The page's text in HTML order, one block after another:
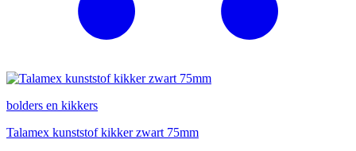
bolders en kikkers
Talamex kunststof kikker zwart 75mm